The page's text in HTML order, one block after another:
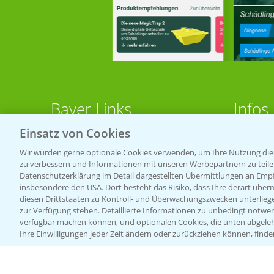
Bayer Links
Bayer Global
Bayer CropScience World
Bayer Karriere
Bayer CropScience Austria
Bayer CropScience Schweiz
Presse
Infos
Apps
Einsatz von Cookies
Wir würden gerne optionale Cookies verwenden, um Ihre Nutzung
zu verbessern und Informationen mit unseren Werbepartnern zu
Datenschutzerklärung im Detail dargestellten Übermittlungen an
insbesondere den USA. Dort besteht das Risiko, dass Ihre derart
diesen Drittstaaten zu Kontroll- und Überwachungszwecken
zur Verfügung stehen. Detaillierte Informationen zu unbedingt
verfügbar machen können, und optionalen Cookies, die unten
Ihre Einwilligungen jeder Zeit ändern oder zurückziehen können,